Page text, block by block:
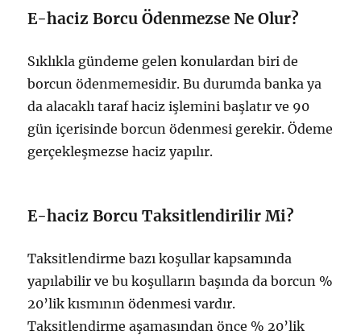
E-haciz Borcu Ödenmezse Ne Olur?
Sıklıkla gündeme gelen konulardan biri de
borcun ödenmemesidir. Bu durumda banka ya
da alacaklı taraf haciz işlemini başlatır ve 90
gün içerisinde borcun ödenmesi gerekir. Ödeme
gerçekleşmezse haciz yapılır.
E-haciz Borcu Taksitlendirilir Mi?
Taksitlendirme bazı koşullar kapsamında
yapılabilir ve bu koşulların başında da borcun %
20’lik kısmının ödenmesi vardır.
Taksitlendirme aşamasından önce % 20’lik